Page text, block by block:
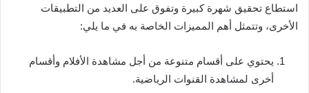
استطاع تحقيق شهرة كبيرة وتفوق على العديد من التطبيقات
الأخرى، وتتمثل أهم المميزات الخاصة به في ما يلي:
يحتوي على أقسام متنوعة من أجل مشاهدة الأفلام وأقسام
أخرى لمشاهدة القنوات الرياضية.